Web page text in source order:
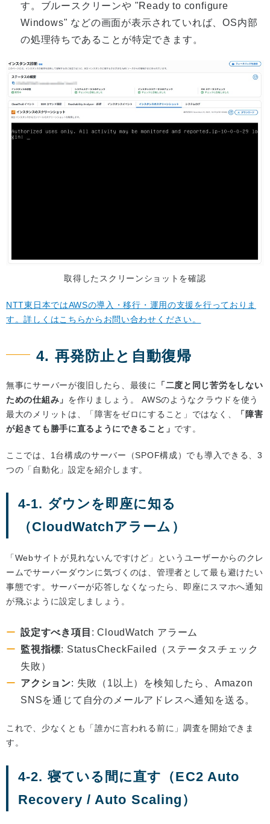
す。ブルースクリーンや "Ready to configure
Windows" などの画面が表示されていれば、OS内部
の処理待ちであることが特定できます。
取得したスクリーンショットを確認
NTT東日本ではAWSの導入・移行・運用の支援を行っておりま
す。詳しくはこちらからお問い合わせください。
4. 再発防止と自動復帰
無事にサーバーが復旧したら、最後に
「二度と同じ苦労をしない
ための仕組み」 を作りましょう。 AWSのようなクラウドを使う
最大のメリットは、「障害をゼロにすること」ではなく、
「障害
が起きても勝手に直るようにできること」 です。
ここでは、1台構成のサーバー（SPOF構成）でも導入できる、3
つの「自動化」設定を紹介します。
4-1. ダウンを即座に知る
（CloudWatchアラーム）
「Webサイトが見れないんですけど」というユーザーからのクレ
ームでサーバーダウンに気づくのは、管理者として最も避けたい
事態です。サーバーが応答しなくなったら、即座にスマホへ通知
が飛ぶように設定しましょう。
設定すべき項目 : CloudWatch アラーム
監視指標: StatusCheckFailed（ステータスチェック
失敗）
アクション: 失敗（1以上）を検知したら、Amazon
SNSを通じて自分のメールアドレスへ通知を送る。
これで、少なくとも「誰かに言われる前に」調査を開始できま
す。
4-2. 寝ている間に直す（EC2 Auto
Recovery / Auto Scaling）